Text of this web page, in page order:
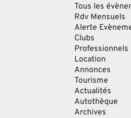
Tous les
Rdv Mensuels
Alerte
Clubs
Professionnels
Location
Annonces
Tourisme
Actualités
Autothèque
Archives